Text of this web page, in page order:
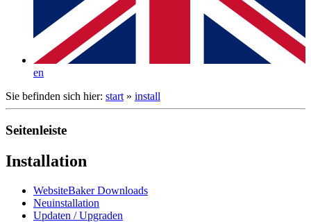
en
Sie befinden sich hier: start » install
Seitenleiste
Installation
WebsiteBaker Downloads
Neuinstallation
Updaten / Upgraden